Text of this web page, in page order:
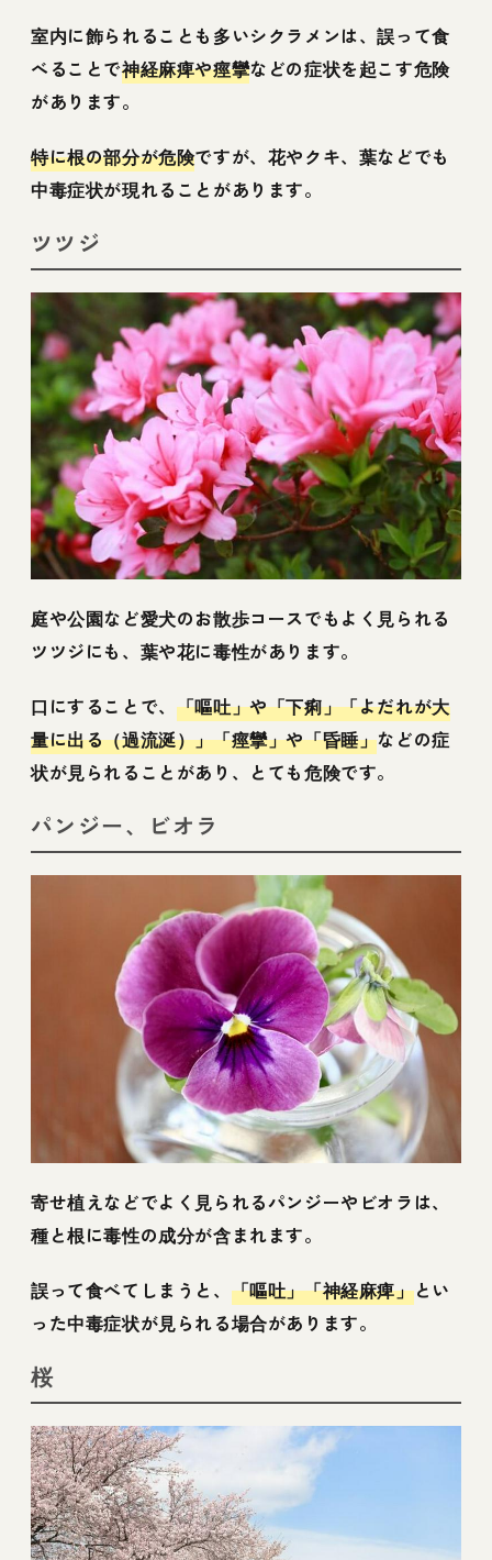
室内に飾られることも多いシクラメンは、誤って食
べることで神経麻痺や痙攣などの症状を起こす危険
があります。
特に根の部分が危険ですが、花やクキ、葉などでも
中毒症状が現れることがあります。
ツツジ
庭や公園など愛犬のお散歩コースでもよく見られる
ツツジにも、葉や花に毒性があります。
口にすることで、 「嘔吐」や「下痢」「よだれが大
量に出る（過流涎）」「痙攣」や「昏睡」などの症
状が見られることがあり、とても危険です。
パンジー、ビオラ
寄せ植えなどでよく見られるパンジーやビオラは、
種と根に毒性の成分が含まれます。
誤って食べてしまうと、 「嘔吐」「神経麻痺」とい
った中毒症状が見られる場合があります。
桜